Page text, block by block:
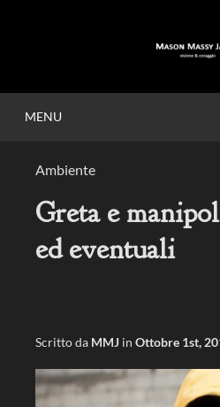
MASON
Visione &
MENU
Ambiente
Greta e
ed eventuali
Scritto da MMJ in Ottobre 1st,